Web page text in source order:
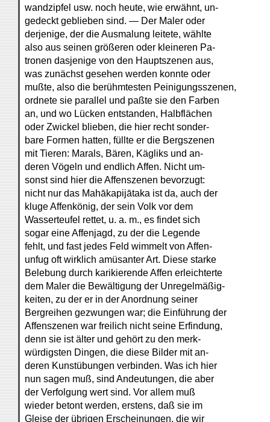
wandzipfel usw. noch heute, wie erwähnt, un-
gedeckt geblieben sind. — Der Maler oder
derjenige, der die Ausmalung leitete, wählte
also aus seinen größeren oder kleineren Pa-
tronen dasjenige von den Hauptszenen aus,
was zunächst gesehen werden konnte oder
mußte, also die berühmtesten Peinigungsszenen,
ordnete sie parallel und paßte sie den Farben
an, und wo Lücken entstanden, Halbflächen
oder Zwickel blieben, die hier recht sonder-
bare Formen hatten, füllte er die Bergszenen
mit Tieren: Marals, Bären, Kägliks und an-
deren Vögeln und endlich Affen. Nicht um-
sonst sind hier die Affenszenen bevorzugt:
nicht nur das Mahākapijātaka ist da, auch der
kluge Affenkönig, der sein Volk vor dem
Wasserteufel rettet, u. a. m., es findet sich
sogar eine Affenjagd, zu der die Legende
fehlt, und fast jedes Feld wimmelt von Affen-
unfug oft wirklich amüsanter Art. Diese starke
Belebung durch karikierende Affen erleichterte
dem Maler die Bewältigung der Unregelmäßig-
keiten, zu der er in der Anordnung seiner
Bergreihen gezwungen war; die Einführung der
Affenszenen war freilich nicht seine Erfindung,
denn sie ist älter und gehört zu den merk-
würdigsten Dingen, die diese Bilder mit an-
deren Kunstübungen verbinden. Was ich hier
nun sagen muß, sind Andeutungen, die aber
der Verfolgung wert sind. Vor allem muß
wieder betont werden, erstens, daß sie im
Gleise der übrigen Erscheinungen, die wir